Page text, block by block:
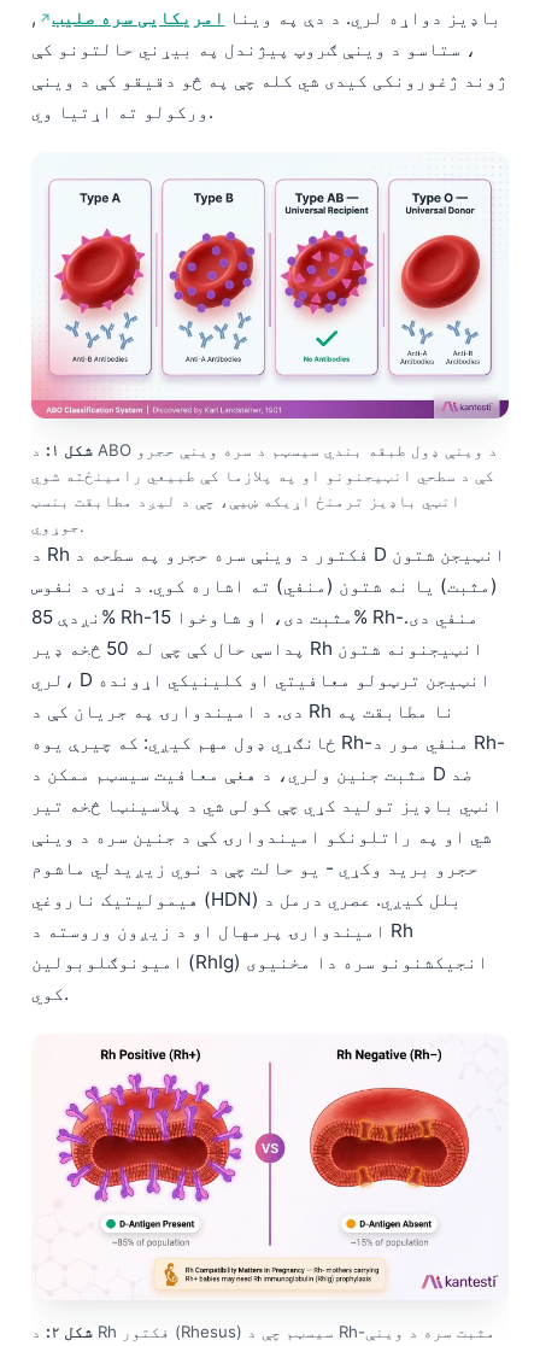
باډیز دواړه لري. د دې په وینا امریکایی سره صلیب
,
، ستاسو د وینې ګروپ پیژندل په بیړني حالتونو کې
ژوند ژغورونکی کیدی شي کله چې په څو دقیقو کې د وینې
ورکولو ته اړتیا وي.
شکل ۱:
د ABO د وینې ډول طبقه بندي سیسټم د سره وینې حجرو
کې د سطحي انټيجنونو او په پلازما کې طبیعي رامینځته شوي
انټي باډیز ترمنځ اړیکه ښیې، چې د لیږد مطابقت بنسټ
جوړوي.
د Rh فکتور د وینې سره حجرو په سطحه د D انټيجن شتون
(مثبت) یا نه شتون (منفي) ته اشاره کوي. د نړۍ د نفوس
نږدې 85% Rh-مثبت دی، او شاوخوا 15% Rh-منفي دی.
پداسې حال کې چې له 50 څخه ډیر Rh انټيجنونه شتون
لري، D انټيجن ترټولو معافیتي او کلینیکي اړونده
دی. د امیندوارۍ په جریان کې د Rh نا مطابقت په
ځانګړي ډول مهم کیږي: که چیرې یوه Rh-منفي مور د Rh-
مثبت جنین ولري، د هغې معافیت سیسټم ممکن د D ضد
انټي باډیز تولید کړي چې کولی شي د پلاسینټا څخه تیر
شي او په راتلونکو امیندوارۍ کې د جنین سره د وینې
حجرو برید وکړي - یو حالت چې د نوي زیږیدلي ماشوم
هیمولیتیک ناروغي (HDN) بلل کیږي. عصري درمل د
امیندوارۍ پرمهال او د زیږون وروسته د Rh
امیونوګلوبولین (RhIg) انجیکشنونو سره دا مخنیوی
کوي.
شکل ۲:
د Rh فکتور (Rhesus) سیسټم چې د Rh-مثبت سره د وینې